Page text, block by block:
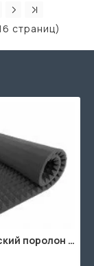
страниц)
Акустический поролон "Пирамида" / 2000х1000мм